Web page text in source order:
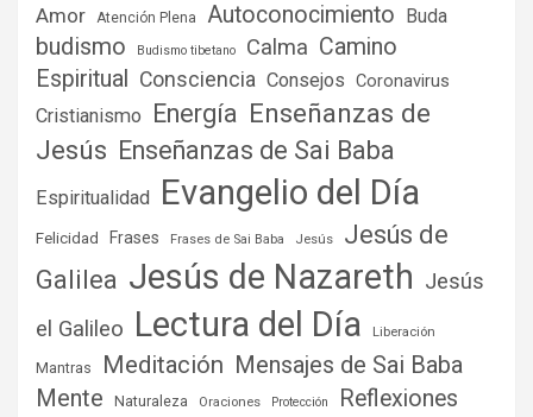
Amor Atención Plena Autoconocimiento Buda
budismo Budismo tibetano Calma Camino
Espiritual
Consciencia Consejos Coronavirus
Cristianismo Energía Enseñanzas de
Jesús Enseñanzas de Sai Baba
Espiritualidad Evangelio del Día
Felicidad Frases Frases de Sai Baba Jesús
Jesús de
Galilea Jesús de Nazareth Jesús
el Galileo Lectura del Día Liberación
Mantras Meditación Mensajes de Sai Baba
Mente
Naturaleza Oraciones Protección Reflexiones